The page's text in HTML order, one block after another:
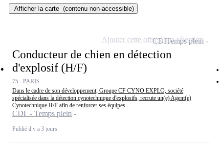
Afficher la carte (contenu non-accessible)
Conducteur de chien en détection
d'explosif (H/F)
75 - PARIS
Dans le cadre de son développement, Groupe CF CYNO EXPLO, société
spécialisée dans la détection cynotechnique d'explosifs, recrute un(e) Agent(e)
Cynotechnique H/F afin de renforcer ses équipes...
CDI - Temps plein
Publié il y a 3 jours
CDITemps plein
Ajouter cette offre à ma sélection